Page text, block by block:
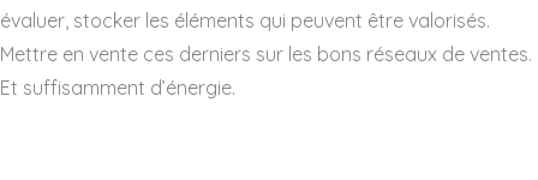
évaluer, stocker les éléments qui peuvent être valorisés.
Mettre en vente ces derniers sur les bons réseaux de ventes.
Et suffisamment d’énergie.